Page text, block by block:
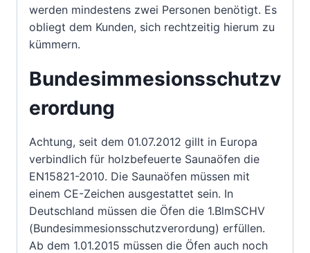
werden mindestens zwei Personen benötigt. Es
obliegt dem Kunden, sich rechtzeitig hierum zu
kümmern.
Bundesimmesionsschutzv
erordung
Achtung, seit dem 01.07.2012 gillt in Europa
verbindlich für holzbefeuerte Saunaöfen die
EN15821-2010. Die Saunaöfen müssen mit
einem CE-Zeichen ausgestattet sein. In
Deutschland müssen die Öfen die 1.BlmSCHV
(Bundesimmesionsschutzverordung) erfüllen.
Ab dem 1.01.2015 müssen die Öfen auch noch